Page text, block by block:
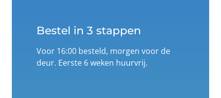
Bestel in 3 stappen
Voor 16:00 besteld, morgen voor de
deur. Eerste 6 weken huurvrij.